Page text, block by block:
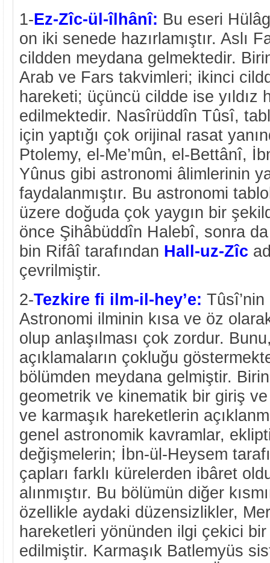
1-Ez-Zîc-ül-îlhânî: Bu eseri
on iki senede hazırlamıştır. Aslı
cildden meydana gelmektedir.
Arab ve Fars takvimleri; ikinci
hareketi; üçüncü cildde ise yıldız
edilmektedir. Nasîrüddîn Tûsî,
için yaptığı çok orijinal rasat
Ptolemy, el-Me’mûn, el-Bettânî,
Yûnus gibi astronomi âlimlerinin
faydalanmıştır. Bu astronomi
üzere doğuda çok yaygın bir
önce Şihâbüddîn Halebî, sonra
bin Rifâî tarafından Hall-uz-Zîc
çevrilmiştir.
2-Tezkire fi ilm-il-hey’e:
Astronomi ilminin kısa ve öz
olup anlaşılması çok zordur.
açıklamaların çokluğu
bölümden meydana gelmiştir.
geometrik ve kinematik bir giriş
ve karmaşık hareketlerin
genel astronomik kavramlar,
değişmelerin; İbn-ül-Heysem
çapları farklı kürelerden ibâret
alınmıştır. Bu bölümün diğer
özellikle aydaki düzensizlikler,
hareketleri yönünden ilgi çekici
edilmiştir. Karmaşık Batlemyüs